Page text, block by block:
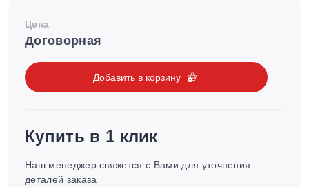
Цена
Договорная
Добавить в корзину
Купить в 1 клик
Наш менеджер свяжется с Вами для уточнения
деталей заказа